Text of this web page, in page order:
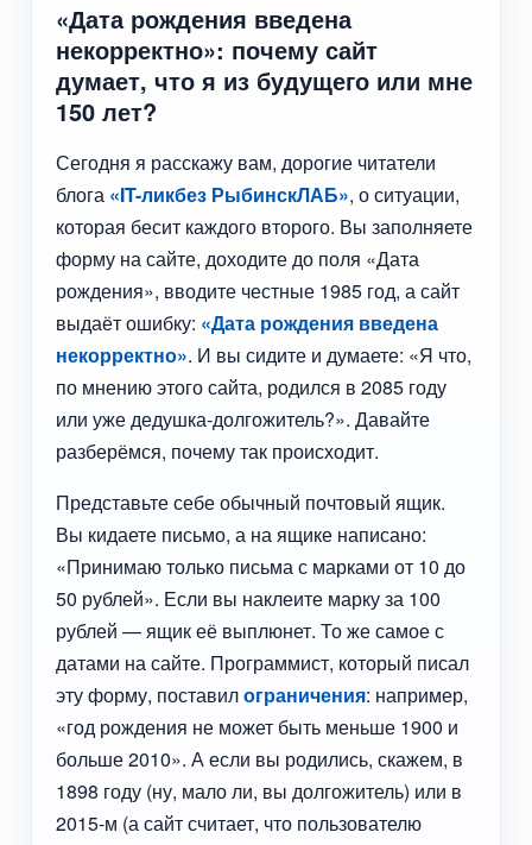
«Дата рождения введена
некорректно»: почему сайт
думает, что я из будущего или мне
150 лет?
Сегодня я расскажу вам, дорогие читатели
блога «IT-ликбез РыбинскЛАБ», о ситуации,
которая бесит каждого второго. Вы заполняете
форму на сайте, доходите до поля «Дата
рождения», вводите честные 1985 год, а сайт
выдаёт ошибку: «Дата рождения введена
некорректно». И вы сидите и думаете: «Я что,
по мнению этого сайта, родился в 2085 году
или уже дедушка-долгожитель?». Давайте
разберёмся, почему так происходит.
Представьте себе обычный почтовый ящик.
Вы кидаете письмо, а на ящике написано:
«Принимаю только письма с марками от 10 до
50 рублей». Если вы наклеите марку за 100
рублей — ящик её выплюнет. То же самое с
датами на сайте. Программист, который писал
эту форму, поставилограничения: например,
«год рождения не может быть меньше 1900 и
больше 2010». А если вы родились, скажем, в
1898 году (ну, мало ли, вы долгожитель) или в
2015-м (а сайт считает, что пользователю